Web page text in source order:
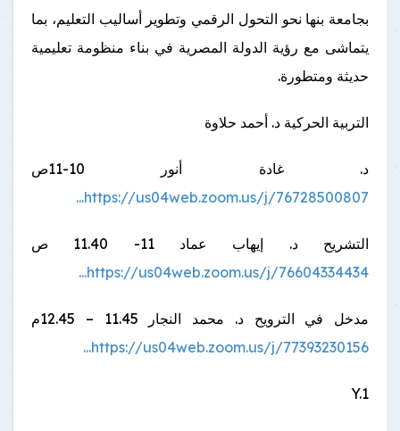
بجامعة بنها نحو التحول الرقمي وتطوير أساليب التعليم، بما
يتماشى مع رؤية الدولة المصرية في بناء منظومة تعليمية
حديثة ومتطورة.
التربية الحركية د. أحمد حلاوة
د. غادة أنور 10-11ص
https://us04web.zoom.us/j/76728500807...
التشريح د. إيهاب عماد 11- 11.40 ص
https://us04web.zoom.us/j/76604334434...
مدخل في الترويح د. محمد النجار 11.45 – 12.45م
https://us04web.zoom.us/j/77393230156...
Y.1